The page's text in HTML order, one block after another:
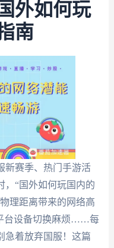
外如何玩
南
新赛季、热门手游活
，“国外如何玩国内的
理距离带来的网络高
台设备切换麻烦……每
急着放弃国服！这篇